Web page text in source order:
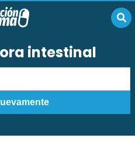
intestinal